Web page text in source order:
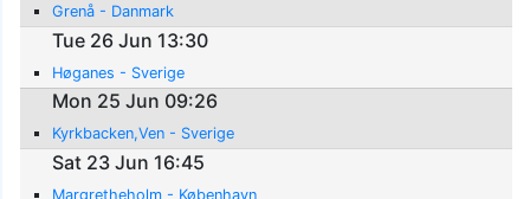
Grenå - Danmark
Tue 26 Jun 13:30
Høganes - Sverige
Mon 25 Jun 09:26
Kyrkbacken,Ven - Sverige
Sat 23 Jun 16:45
Margretheholm - København